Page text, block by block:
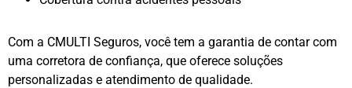
Com a CMULTI Seguros, você tem a garantia de contar com
uma corretora de confiança, que oferece soluções
personalizadas e atendimento de qualidade.